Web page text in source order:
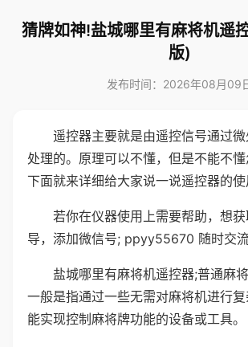
猜牌如神!盐城哪里有麻将机遥
版)
发布时间：2026年08月09
遥控器主要就是由遥控信号通过
处理的。原理可以不懂，但是不能不懂
下面就来详细给大家说一说遥控器的使
若你在仪器使用上需要帮助，想
导，添加微信号; ppyy55670 随时交流
盐城哪里有麻将机遥控器;普通麻
一般是指通过一些无需对麻将机进行
能实现控制麻将牌功能的设备或工具。